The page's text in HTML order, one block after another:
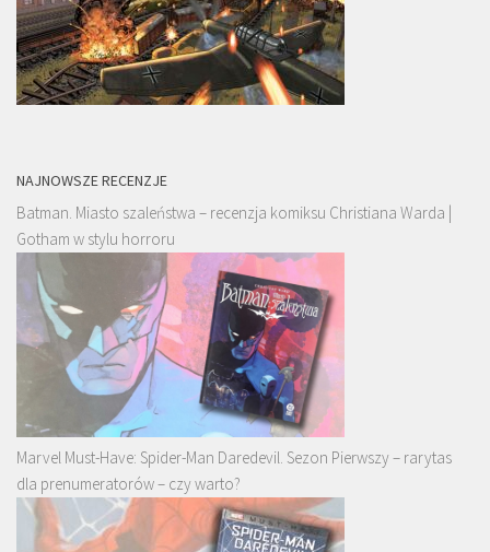
NAJNOWSZE RECENZJE
Batman. Miasto szaleństwa – recenzja komiksu Christiana Warda |
Gotham w stylu horroru
Marvel Must-Have: Spider-Man Daredevil. Sezon Pierwszy – rarytas
dla prenumeratorów – czy warto?